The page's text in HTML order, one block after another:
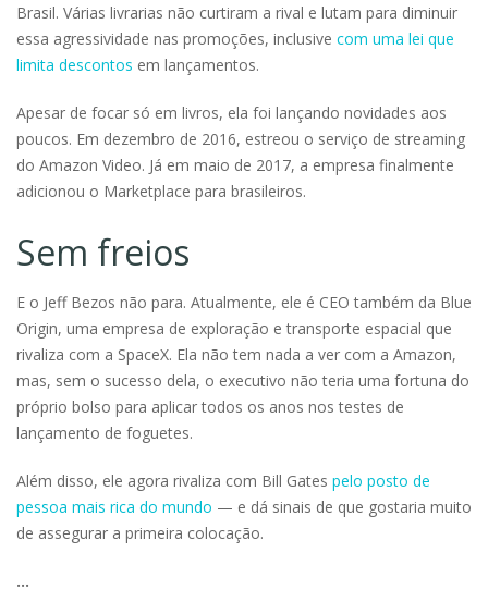
Brasil. Várias livrarias não curtiram a rival e lutam para diminuir
essa agressividade nas promoções, inclusive com uma lei que
limita descontos em lançamentos.
Apesar de focar só em livros, ela foi lançando novidades aos
poucos. Em dezembro de 2016, estreou o serviço de streaming
do Amazon Video. Já em maio de 2017, a empresa finalmente
adicionou o Marketplace para brasileiros.
Sem freios
E o Jeff Bezos não para. Atualmente, ele é CEO também da Blue
Origin, uma empresa de exploração e transporte espacial que
rivaliza com a SpaceX. Ela não tem nada a ver com a Amazon,
mas, sem o sucesso dela, o executivo não teria uma fortuna do
próprio bolso para aplicar todos os anos nos testes de
lançamento de foguetes.
Além disso, ele agora rivaliza com Bill Gates pelo posto de
pessoa mais rica do mundo — e dá sinais de que gostaria muito
de assegurar a primeira colocação.
...